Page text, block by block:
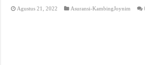
Agustus 21, 2022 Asuransi-KambingJoynim